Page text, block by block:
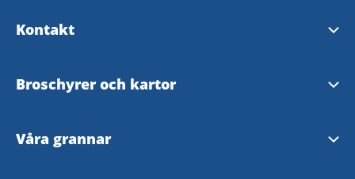
Kontakt
Svenljunga turistinformation
Broschyrer och kartor
Upptäck Svenljunga & Tranemo
Våra grannar